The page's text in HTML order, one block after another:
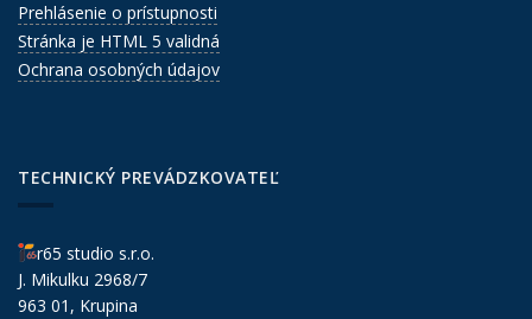
Prehlásenie o prístupnosti
Stránka je HTML 5 validná
Ochrana osobných údajov
TECHNICKÝ PREVÁDZKOVATEĽ
r65 studio s.r.o.
J. Mikulku 2968/7
963 01, Krupina